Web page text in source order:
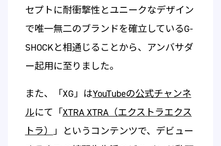
セプトに耐衝撃性とユニークなデザイン
で唯一無二のブランドを確立しているG-
SHOCKと相通じることから、アンバサダ
ー起用に至りました。
また、「XG」はYouTubeの公式チャンネ
ルにて「 XTRA XTRA（エクストラエクス
トラ） 」というコンテンツで、デビュー